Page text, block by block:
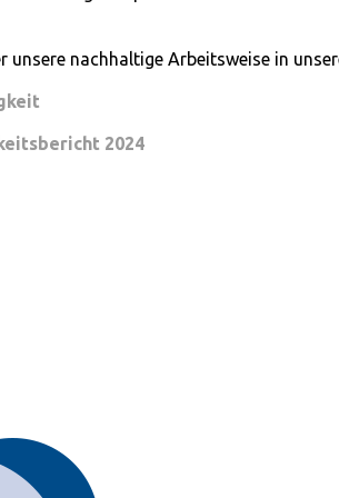
unsere nachhaltige Arbeitsweise in
2024